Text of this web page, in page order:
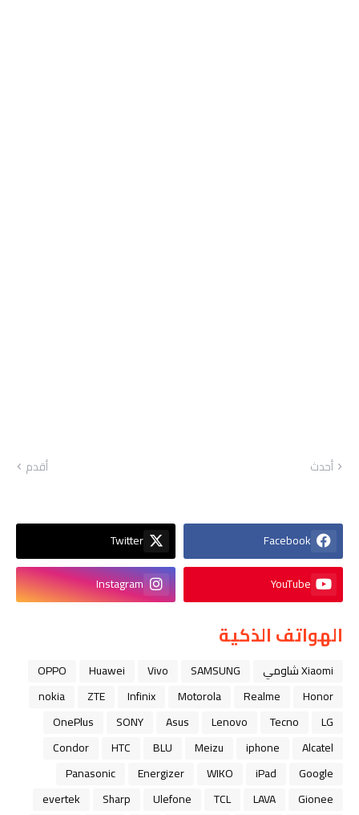
أحدث أقدم
Facebook
Twitter
YouTube
Instagram
الهواتف الذكية
Xiaomi شاومي SAMSUNG
Vivo
Huawei
OPPO
Honor
Realme
Motorola
Infinix
ZTE
nokia
LG
Tecno
Lenovo
Asus
SONY
OnePlus
Alcatel
iphone
Meizu
BLU
HTC
Condor
Google
iPad
WIKO
Energizer
Panasonic
Gionee
LAVA
TCL
Ulefone
Sharp
evertek